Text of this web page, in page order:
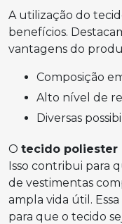
A utilização do
benefícios.
vantagens do
composição
alto nível de
diversas
O tecido poliester
Isso contribui para
de vestimentas
ampla vida útil.
para que o tecido